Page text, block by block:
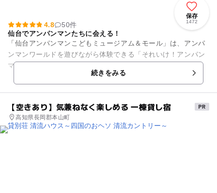
保存
1472
4.8
50件
仙台でアンパンマンたちに会える！
「仙台アンパンマンこどもミュージアム＆モール」は、アンパ
ンマンワールドを遊びながら体験できる「それいけ！アンパン
マン」のテーマパーク。 2階ミュージアムの「やなせたかし劇
続きをみる
【空きあり】気兼ねなく楽しめる 一棟貸し宿
高知県長岡郡本山町